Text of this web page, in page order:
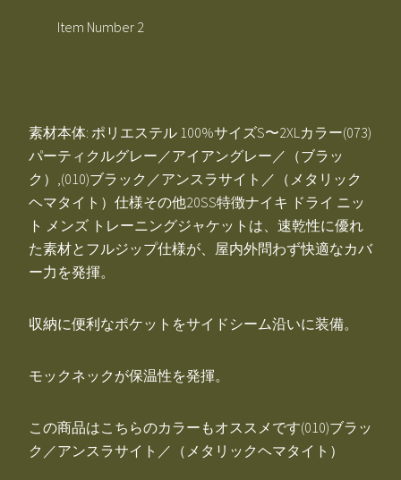
Item Number 2
素材本体: ポリエステル 100%サイズS〜2XLカラー(073)
パーティクルグレー／アイアングレー／（ブラッ
ク）,(010)ブラック／アンスラサイト／（メタリック
ヘマタイト）仕様その他20SS特徴ナイキ ドライ ニッ
ト メンズ トレーニングジャケットは、速乾性に優れ
た素材とフルジップ仕様が、屋内外問わず快適なカバ
ー力を発揮。
収納に便利なポケットをサイドシーム沿いに装備。
モックネックが保温性を発揮。
この商品はこちらのカラーもオススメです(010)ブラッ
ク／アンスラサイト／（メタリックヘマタイト）